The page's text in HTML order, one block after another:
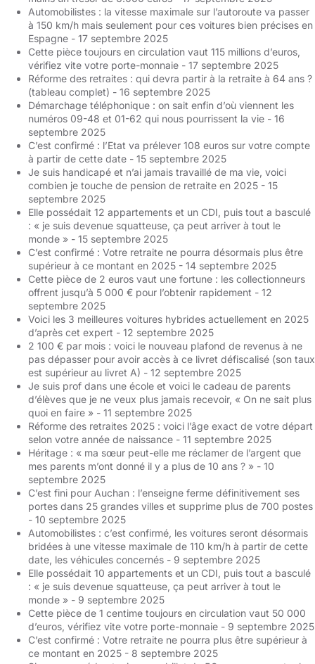
Automobilistes : la vitesse maximale sur l’autoroute va passer
à 150 km/h mais seulement pour ces voitures bien précises en
Espagne - 17 septembre 2025
Cette pièce toujours en circulation vaut 115 millions d’euros,
vérifiez vite votre porte-monnaie - 17 septembre 2025
Réforme des retraites : qui devra partir à la retraite à 64 ans ?
(tableau complet) - 16 septembre 2025
Démarchage téléphonique : on sait enfin d’où viennent les
numéros 09-48 et 01-62 qui nous pourrissent la vie - 16
septembre 2025
C’est confirmé : l’Etat va prélever 108 euros sur votre compte
à partir de cette date - 15 septembre 2025
Je suis handicapé et n’ai jamais travaillé de ma vie, voici
combien je touche de pension de retraite en 2025 - 15
septembre 2025
Elle possédait 12 appartements et un CDI, puis tout a basculé
: « je suis devenue squatteuse, ça peut arriver à tout le
monde » - 15 septembre 2025
C’est confirmé : Votre retraite ne pourra désormais plus être
supérieur à ce montant en 2025 - 14 septembre 2025
Cette pièce de 2 euros vaut une fortune : les collectionneurs
offrent jusqu’à 5 000 € pour l’obtenir rapidement - 12
septembre 2025
Voici les 3 meilleures voitures hybrides actuellement en 2025
d’après cet expert - 12 septembre 2025
2 100 € par mois : voici le nouveau plafond de revenus à ne
pas dépasser pour avoir accès à ce livret défiscalisé (son taux
est supérieur au livret A) - 12 septembre 2025
Je suis prof dans une école et voici le cadeau de parents
d’élèves que je ne veux plus jamais recevoir, « On ne sait plus
quoi en faire » - 11 septembre 2025
Réforme des retraites 2025 : voici l’âge exact de votre départ
selon votre année de naissance - 11 septembre 2025
Héritage : « ma sœur peut-elle me réclamer de l’argent que
mes parents m’ont donné il y a plus de 10 ans ? » - 10
septembre 2025
C’est fini pour Auchan : l’enseigne ferme définitivement ses
portes dans 25 grandes villes et supprime plus de 700 postes
- 10 septembre 2025
Automobilistes : c’est confirmé, les voitures seront désormais
bridées à une vitesse maximale de 110 km/h à partir de cette
date, les véhicules concernés - 9 septembre 2025
Elle possédait 10 appartements et un CDI, puis tout a basculé
: « je suis devenue squatteuse, ça peut arriver à tout le
monde » - 9 septembre 2025
Cette pièce de 1 centime toujours en circulation vaut 50 000
d’euros, vérifiez vite votre porte-monnaie - 9 septembre 2025
C’est confirmé : Votre retraite ne pourra plus être supérieur à
ce montant en 2025 - 8 septembre 2025